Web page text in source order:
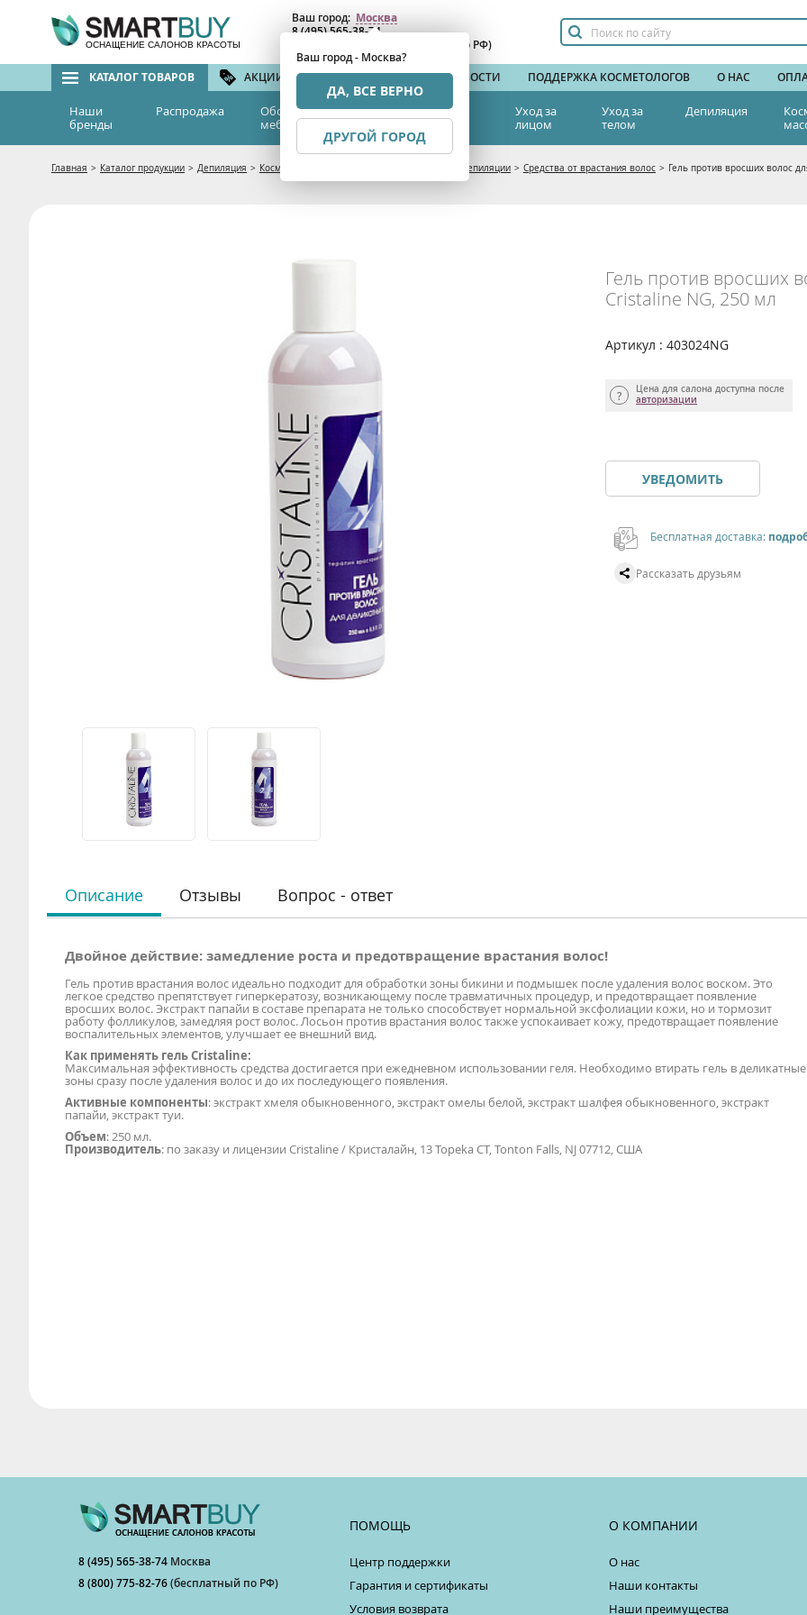
ОСНАЩЕНИЕ САЛОНОВ КРАСОТЫ
Ваш город: Москва
Ваш город - Москва?
ДА, ВСЕ ВЕРНО
ДРУГОЙ ГОРОД
8 (495) 565-38-74
(бесплатный по РФ)
КАТАЛОГ ТОВАРОВ АКЦИИ И СКИДКИ БРЕНДЫ НОВОСТИ ПОДДЕРЖКА КОСМЕТОЛОГОВ О НАС
Наши
бренды
Распродажа
Оборудование и
мебель
Эстетическая
медицина
Уход за
лицом
Уход за
телом
Депиляция
Главная > Каталог продукции > Депиляция > Косметика для депиляции Средства после депиляции > Средства от врастания волос > Гель против вросших волос
Гель против вросших
Cristaline NG, 250 мл
Артикул : 403024NG
Цена для салона доступна после
авторизации
УВЕДОМИТЬ
Бесплатная доставка:
Рассказать друзьям
Описание
Двойное действие: замедление роста и предотвращение врастания волос!
Гель против врастания волос идеально подходит для обработки зоны бикини и подмышек после удаления волос воском. Это
легкое средство препятствует гиперкератозу, возникающему после травматичных процедур, и предотвращает появление
вросших волос. Экстракт папайи в составе препарата не только способствует нормальной эксфолиации кожи, но и тормозит
работу фолликулов, замедляя рост волос. Лосьон против врастания волос также успокаивает кожу, предотвращает появление
воспалительных элементов, улучшает ее внешний вид.
Как применять гель Cristaline:
Максимальная эффективность средства достигается при ежедневном использовании геля. Необходимо втирать гель в деликатные
зоны сразу после удаления волос и до их последующего появления.
Активные компоненты: экстракт хмеля обыкновенного, экстракт омелы белой, экстракт шалфея обыкновенного, экстракт
папайи, экстракт туи.
Объем: 250 мл.
Производитель: по заказу и лицензии Cristaline / Кристалайн, 13 Topeka CT, Tonton Falls, NJ 07712, США
Отзывы Вопрос - ответ
8 (495) 565-38-74 Москва
8 (800) 775-82-76(бесплатный по РФ)
ПОМОЩЬ
Центр поддержки
Гарантия и сертификаты
Условия возврата
О КОМПАНИИ
О нас
Наши контакты
Наши преимущества